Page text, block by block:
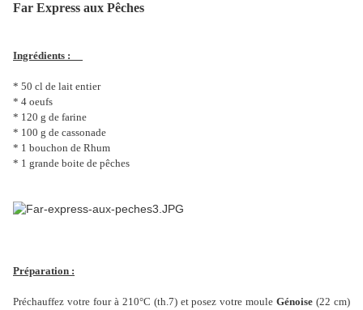
Far Express aux Pêches
Ingrédients :
* 50 cl de lait entier
* 4 oeufs
* 120 g de farine
* 100 g de cassonade
* 1 bouchon de Rhum
* 1 grande boite de pêches
Préparation :
Préchauffez votre four à 210°C (th.7) et posez votre mouleGénoise (22 cm)